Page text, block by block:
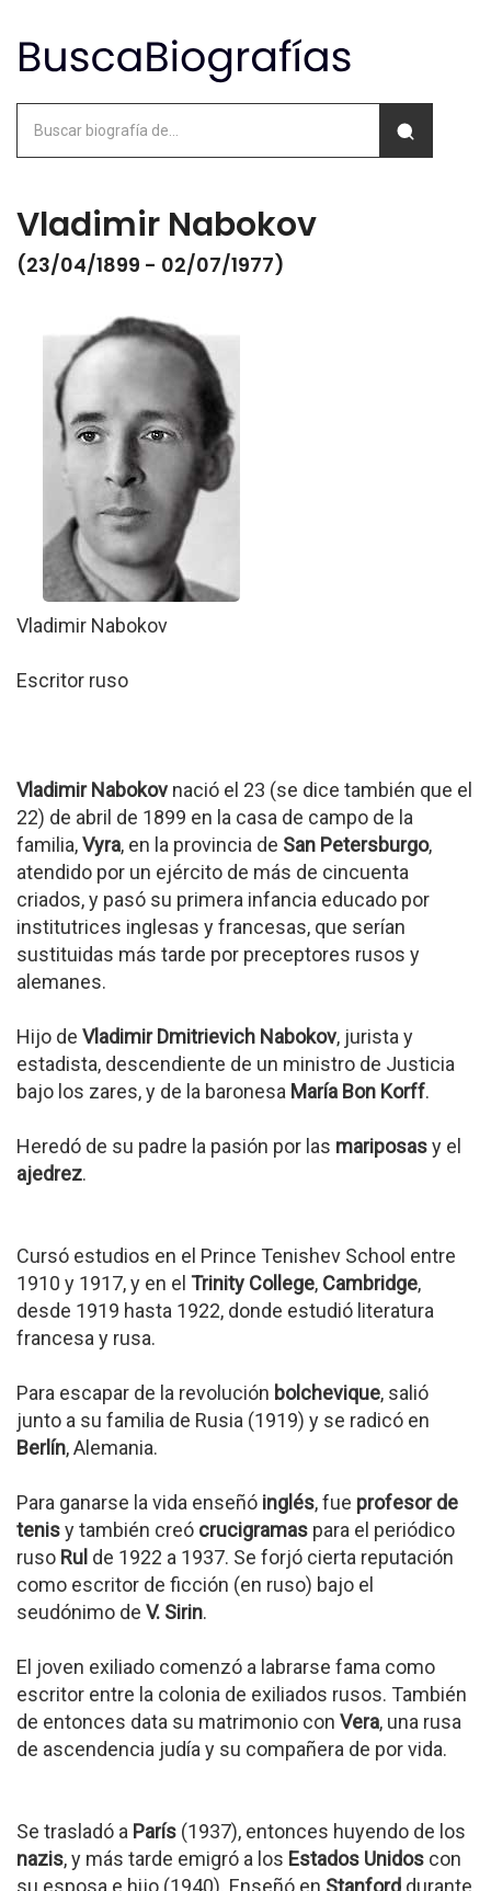
Vladimir Nabokov
(23/04/1899 - 02/07/1977)
Vladimir Nabokov
Escritor ruso
Vladimir Nabokovnació el 23 (se dice también que el
22) de abril de 1899 en la casa de campo de la
familia,Vyra, en la provincia de San Petersburgo,
atendido por un ejército de más de cincuenta
criados, y pasó su primera infancia educado por
institutrices inglesas y francesas, que serían
sustituidas más tarde por preceptores rusos y
alemanes.
Hijo de Vladimir Dmitrievich Nabokov, jurista y
estadista, descendiente de un ministro de Justicia
bajo los zares, y de la baronesa María Bon Korff.
Heredó de su padre la pasión por las mariposasy el
ajedrez.
Cursó estudios en el Prince Tenishev School entre
1910 y 1917, y en el Trinity College, Cambridge,
desde 1919 hasta 1922, donde estudió literatura
francesa y rusa.
Para escapar de la revolución bolchevique, salió
junto a su familia de Rusia (1919) y se radicó en
Berlín, Alemania.
Para ganarse la vida enseñó inglés, fue profesor de
tenisy también creó crucigramas para el periódico
ruso Rul de 1922 a 1937. Se forjó cierta reputación
como escritor de ficción (en ruso) bajo el
seudónimo de V. Sirin.
El joven exiliado comenzó a labrarse fama como
escritor entre la colonia de exiliados rusos. También
de entonces data su matrimonio con Vera, una rusa
de ascendencia judía y su compañera de por vida.
Se trasladó a París (1937), entonces huyendo de los
nazis, y más tarde emigró a los Estados Unidos con
su esposa e hijo (1940). Enseñó en Stanford durante